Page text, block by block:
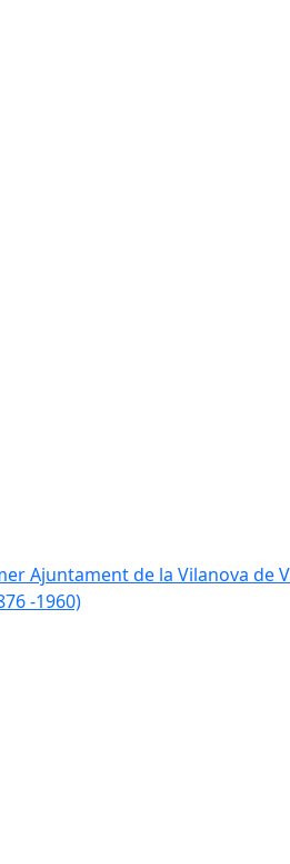
Ajuntament de la Vilanova de
-1960)